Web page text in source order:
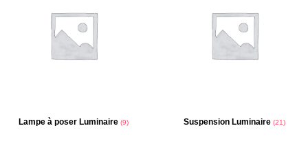
Lampe à poser Luminaire (9) Suspension Luminaire (21)